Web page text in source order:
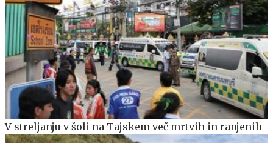
V streljanju v šoli na Tajskem več mrtvih in ranjenih